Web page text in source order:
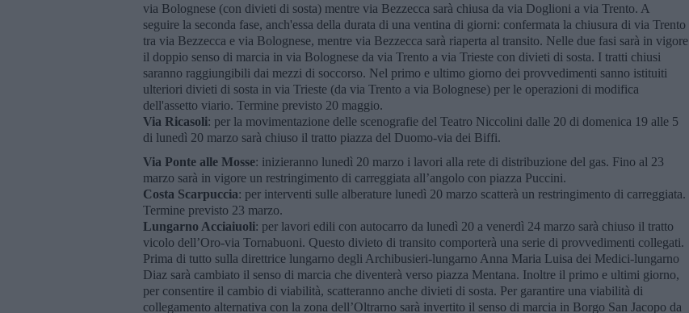
via Bolognese (con divieti di sosta) mentre via Bezzecca sarà chiusa da via Doglioni a via Trento. A
seguire la seconda fase, anch'essa della durata di una ventina di giorni: confermata la chiusura di via Trento
tra via Bezzecca e via Bolognese, mentre via Bezzecca sarà riaperta al transito. Nelle due fasi sarà in vigore
il doppio senso di marcia in via Bolognese da via Trento a via Trieste con divieti di sosta. I tratti chiusi
saranno raggiungibili dai mezzi di soccorso. Nel primo e ultimo giorno dei provvedimenti sanno istituiti
ulteriori divieti di sosta in via Trieste (da via Trento a via Bolognese) per le operazioni di modifica
dell'assetto viario. Termine previsto 20 maggio.
Via Ricasoli: per la movimentazione delle scenografie del Teatro Niccolini dalle 20 di domenica 19 alle 5
di lunedì 20 marzo sarà chiuso il tratto piazza del Duomo-via dei Biffi.
Via Ponte alle Mosse: inizieranno lunedì 20 marzo i lavori alla rete di distribuzione del gas. Fino al 23
marzo sarà in vigore un restringimento di carreggiata all’angolo con piazza Puccini.
Costa Scarpuccia: per interventi sulle alberature lunedì 20 marzo scatterà un restringimento di carreggiata.
Termine previsto 23 marzo.
Lungarno Acciaiuoli: per lavori edili con autocarro da lunedì 20 a venerdì 24 marzo sarà chiuso il tratto
vicolo dell’Oro-via Tornabuoni. Questo divieto di transito comporterà una serie di provvedimenti collegati.
Prima di tutto sulla direttrice lungarno degli Archibusieri-lungarno Anna Maria Luisa dei Medici-lungarno
Diaz sarà cambiato il senso di marcia che diventerà verso piazza Mentana. Inoltre il primo e ultimi giorno,
per consentire il cambio di viabilità, scatteranno anche divieti di sosta. Per garantire una viabilità di
collegamento alternativa con la zona dell’Oltrarno sarà invertito il senso di marcia in Borgo San Jacopo da